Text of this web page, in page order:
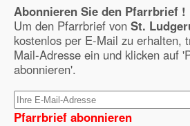
Abonnieren Sie den Pfarrbrief !
Um den Pfarrbrief von St.
kostenlos per E-Mail zu erhalten,
Mail-Adresse ein und klicken auf
abonnieren'.
Pfarrbrief abonnieren